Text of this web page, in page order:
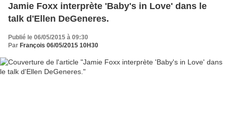
Jamie Foxx interprète 'Baby's in Love' dans le
talk d'Ellen DeGeneres.
Publié le 06/05/2015 à 09:30
Par François 06/05/2015 10H30